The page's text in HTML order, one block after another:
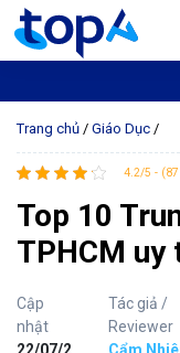
Trang chủ / Giáo Dục /
4.2/5 -
Top 10
TPHCM
Cập
nhật
Tác giả /
Reviewer